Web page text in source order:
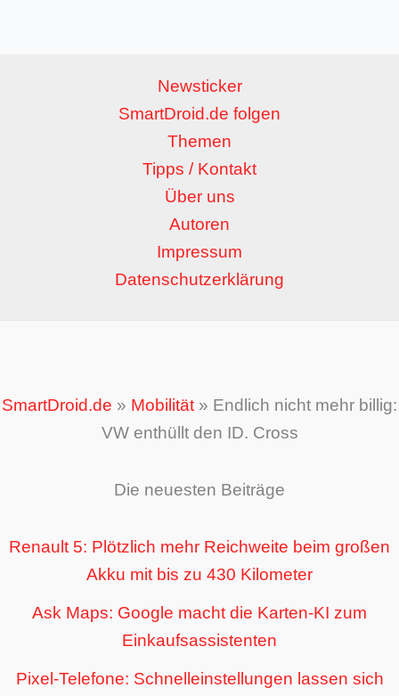
Newsticker
SmartDroid.de folgen
Themen
Tipps / Kontakt
Über uns
Autoren
Impressum
Datenschutzerklärung
SmartDroid.de » Mobilität » Endlich nicht mehr billig:
VW enthüllt den ID. Cross
Die neuesten Beiträge
Renault 5: Plötzlich mehr Reichweite beim großen
Akku mit bis zu 430 Kilometer
Ask Maps: Google macht die Karten-KI zum
Einkaufsassistenten
Pixel-Telefone: Schnelleinstellungen lassen sich